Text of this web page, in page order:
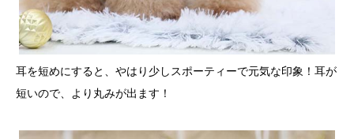
耳を短めにすると、やはり少しスポーティーで元気な印象！耳が
短いので、より丸みが出ます！